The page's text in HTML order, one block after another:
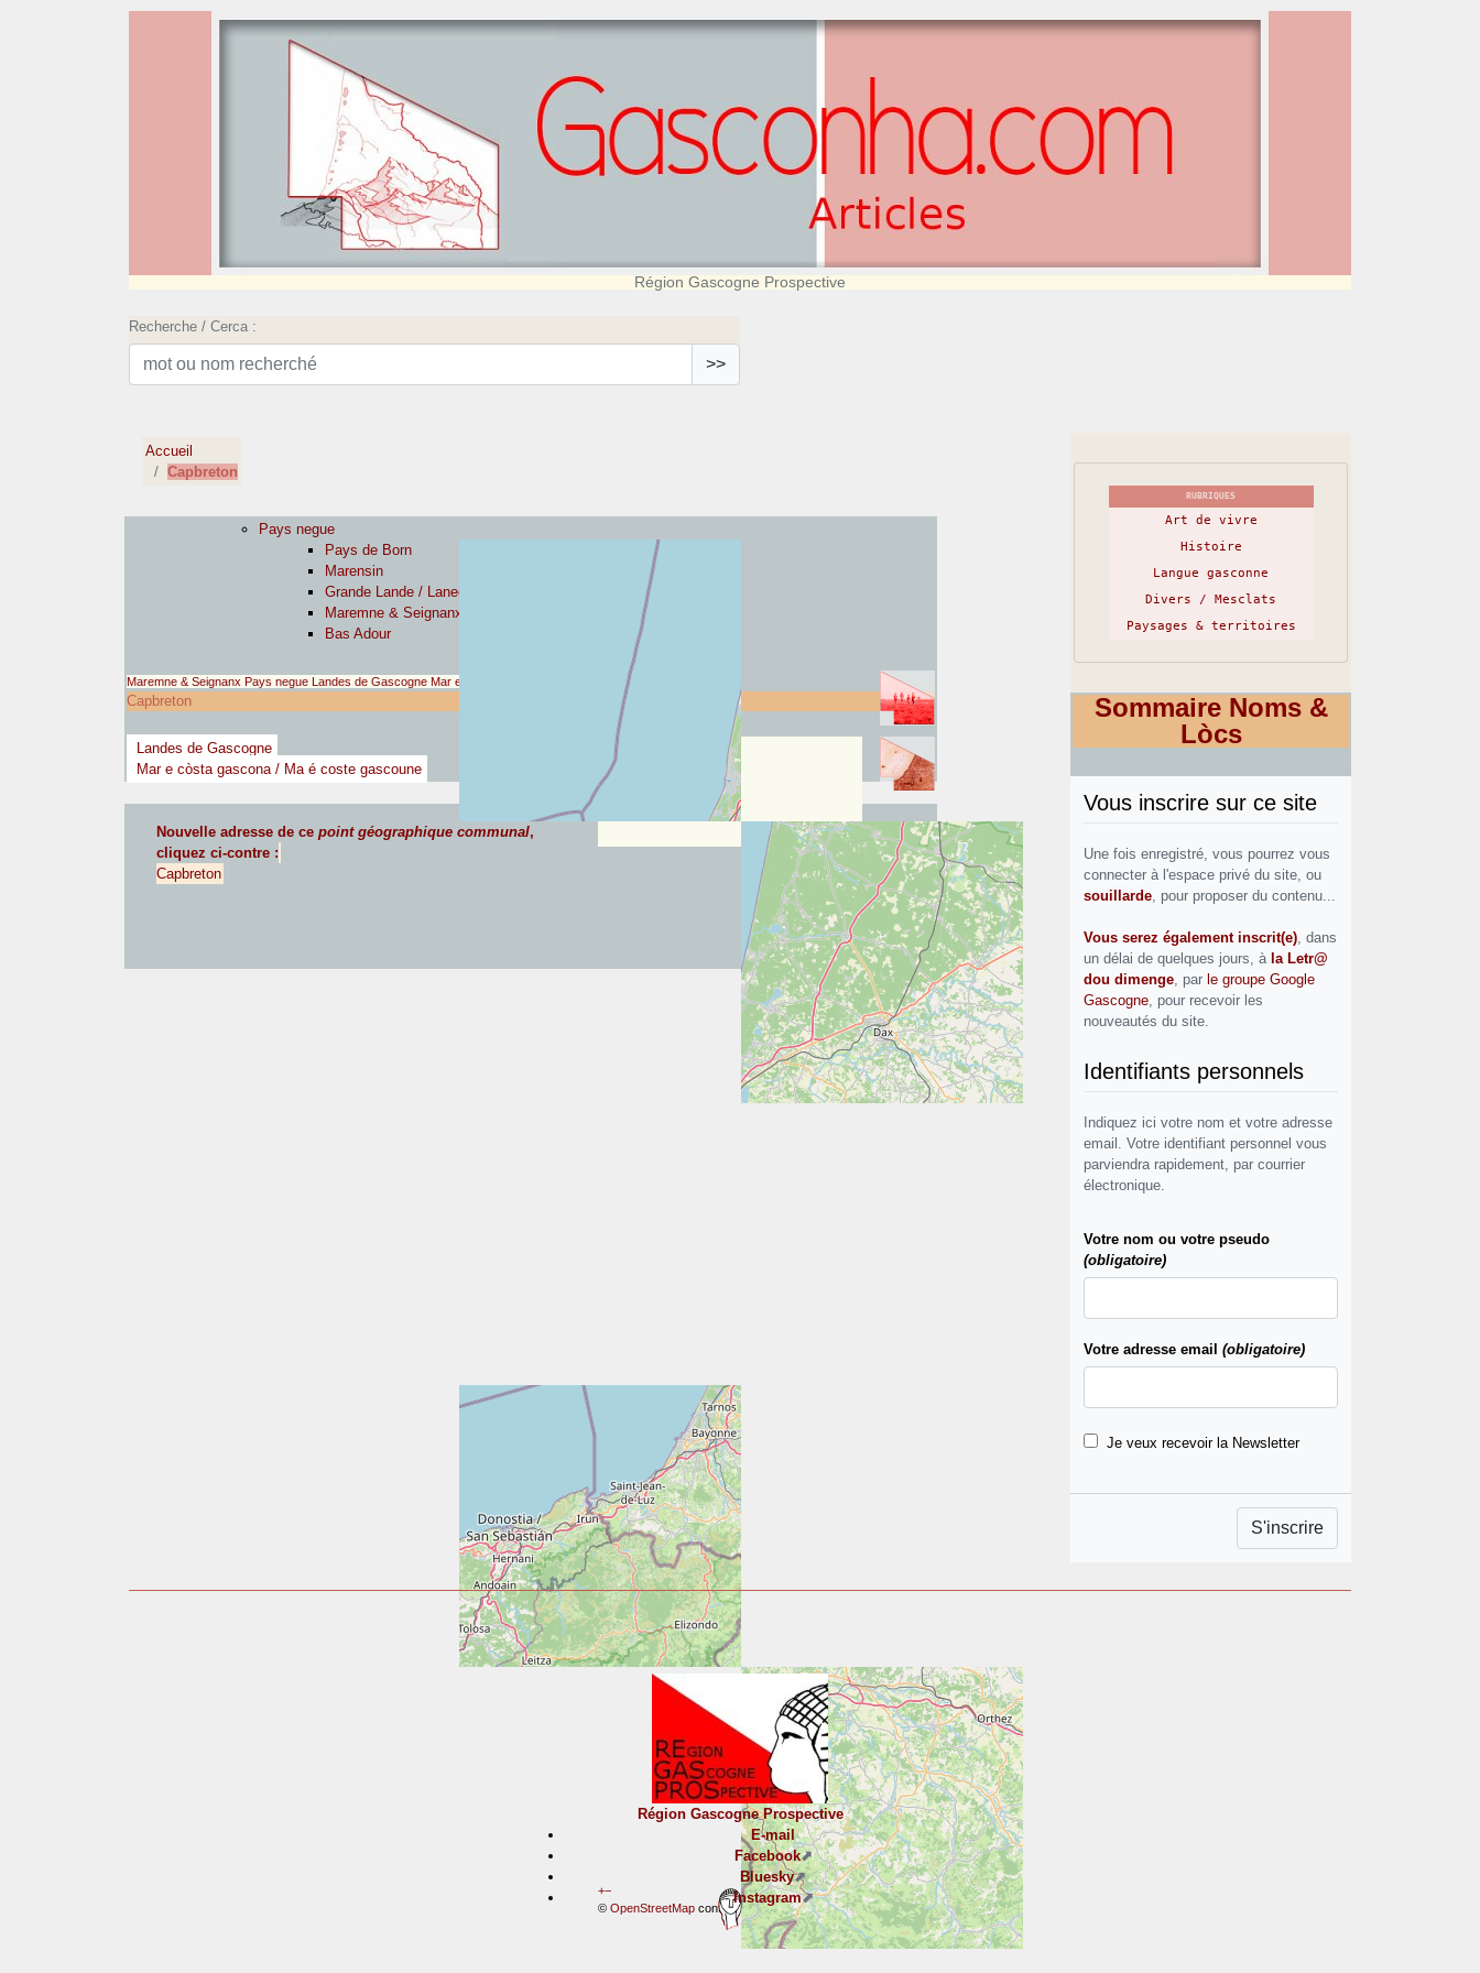
Région Gascogne Prospective
Recherche / Cerca :
>>
Accueil
Capbreton
Pays negue
Pays de Born
Marensin
Grande Lande / Lanegrand
Maremne & Seignanx
Bas Adour
Maremne & Seignanx Pays negue Landes de Gascogne Mar e còsta gascona / Ma é coste gascoune
+−
© OpenStreetMapcontributors
Capbreton
Landes de Gascogne
Mar e còsta gascona / Ma é coste gascoune
Nouvelle adresse de cepoint géographique communal,
cliquez ci-contre :
Capbreton
RUBRIQUES
Art de vivre
Histoire
Langue gasconne
Divers / Mesclats
Paysages & territoires
Sommaire Noms &
Lòcs
Vous inscrire sur ce site
Une fois enregistré, vous pourrez vous
connecter à l'espace privé du site, ou
souillarde , pour proposer du contenu...
Vous serez également inscrit(e), dans
un délai de quelques jours, à la Letr@
dou dimenge, par le groupe Google
Gascogne, pour recevoir les
nouveautés du site.
Identifiants personnels
Indiquez ici votre nom et votre adresse
email. Votre identifiant personnel vous
parviendra rapidement, par courrier
électronique.
Votre nom ou votre pseudo
(obligatoire)
Votre adresse email (obligatoire)
Je veux recevoir la Newsletter
Région Gascogne Prospective
E-mail
Facebook
Bluesky
Instagram